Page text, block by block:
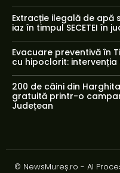
Extracție ilegală de apă
iaz în timpul SECETEI în
Evacuare preventivă în
cu hipoclorit: intervenția
200 de câini din
gratuită printr-o
Județean
© NewsMureș.ro - AI